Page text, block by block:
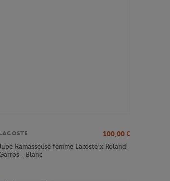
LACOSTE 100,00 €
Ramasseuse femme Lacoste x Roland-
- Blanc